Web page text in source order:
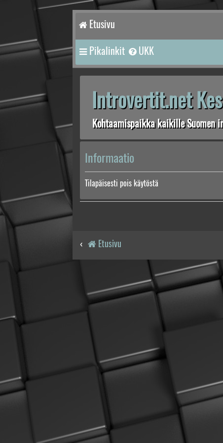
Etusivu
Pikalinkit UKK
Introvertit.net
Kohtaamispaikka kaikille Suomen
Informaatio
Tilapäisesti pois käytöstä
Etusivu